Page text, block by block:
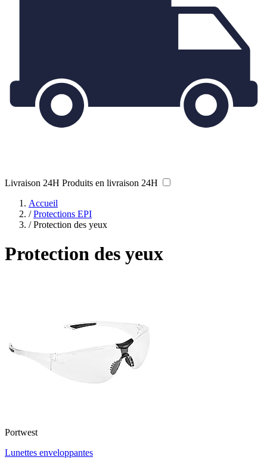
Livraison 24H Produits en livraison 24H
Accueil
/ Protections EPI
/ Protection des yeux
Protection des yeux
Portwest
Lunettes enveloppantes